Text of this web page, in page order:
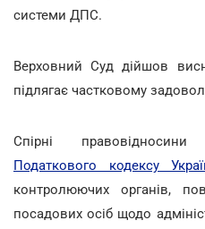
системи ДПС.
Верховний Суд дійшов
підлягає частковому
Спірні
Податкового кодексу
контролюючих органів,
посадових осіб щодо